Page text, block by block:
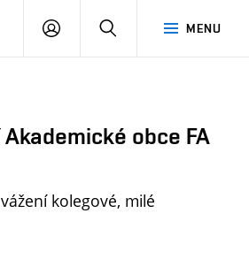
MENU
PŘIHLÁSIT
obce FA
kolegové, milé